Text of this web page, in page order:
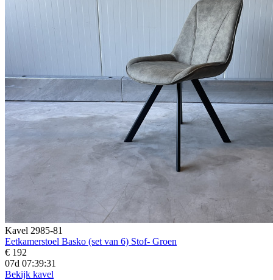
Kavel 2985-81
Eetkamerstoel Basko (set van 6) Stof- Groen
€ 192
07d 07:39:29
Bekijk kavel